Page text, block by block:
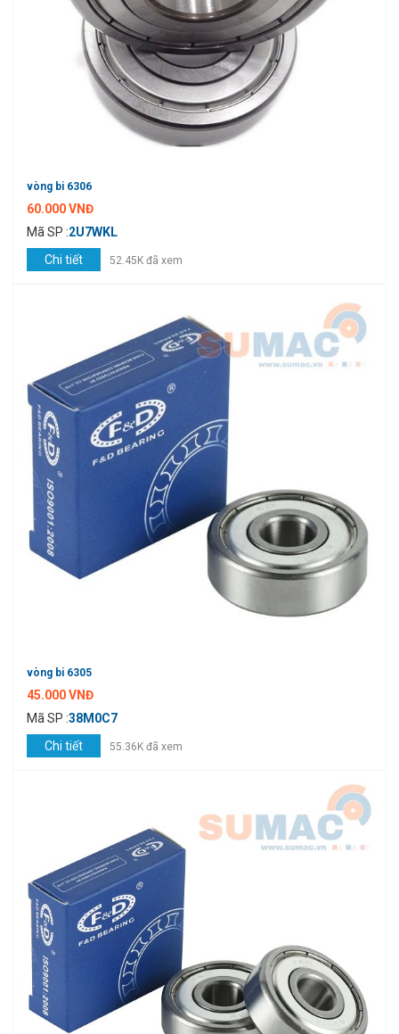
vòng bi 6306
60.000 VNĐ
Mã SP :2U7WKL
Chi tiết
52.45K đã xem
vòng bi 6305
45.000 VNĐ
Mã SP :38M0C7
Chi tiết
55.36K đã xem